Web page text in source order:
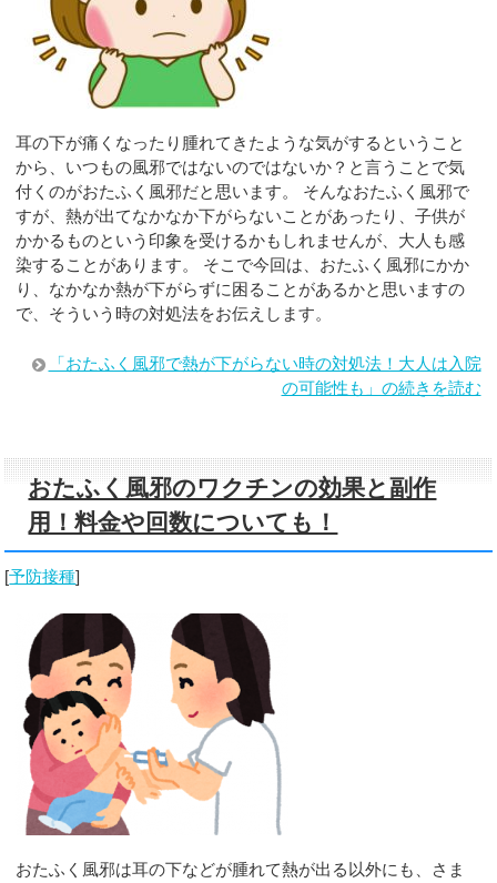
耳の下が痛くなったり腫れてきたような気がするということ
から、いつもの風邪ではないのではないか？と言うことで気
付くのがおたふく風邪だと思います。 そんなおたふく風邪で
すが、熱が出てなかなか下がらないことがあったり、子供が
かかるものという印象を受けるかもしれませんが、大人も感
染することがあります。 そこで今回は、おたふく風邪にかか
り、なかなか熱が下がらずに困ることがあるかと思いますの
で、そういう時の対処法をお伝えします。
「おたふく風邪で熱が下がらない時の対処法！大人は入院
の可能性も」の続きを読む
おたふく風邪のワクチンの効果と副作
用！料金や回数についても！
[予防接種]
おたふく風邪は耳の下などが腫れて熱が出る以外にも、さま